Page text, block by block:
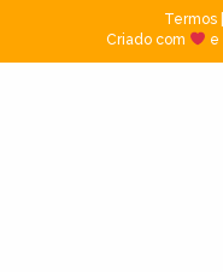
Termos|
Criado com
e